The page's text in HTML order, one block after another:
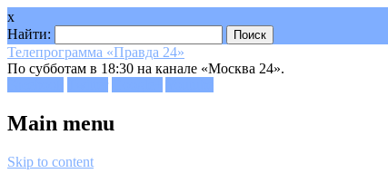
x
Найти:
Телепрограмма «Правда 24»
По субботам в 18:30 на канале «Москва 24».
Main menu
Skip to content